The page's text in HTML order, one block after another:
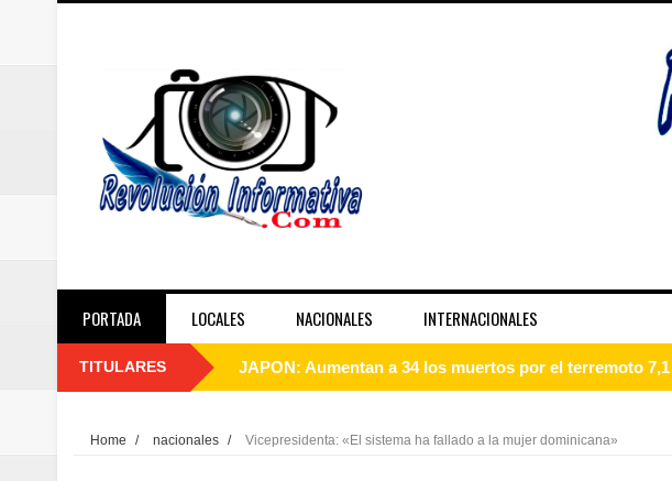
PORTADA LOCALES NACIONALES INTERNACIONALES
TITULARES Abinader agotará agenda de inauguraciones tres
Home / nacionales / Vicepresidenta: «El sistema ha fallado a la mujer dominicana»